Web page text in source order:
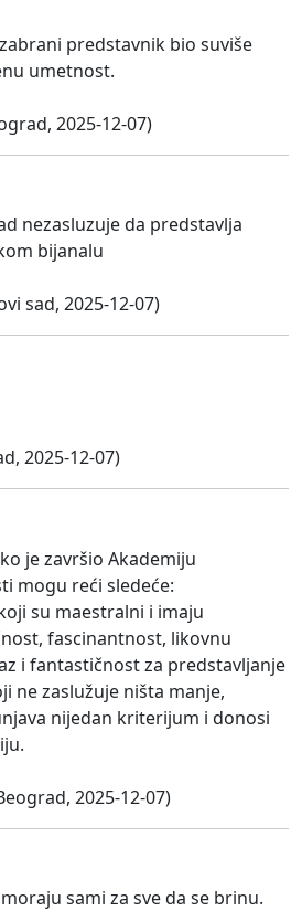
predstavnik bio suviše
umetnost.
2025-12-07)
nezasluzuje da predstavlja
bijanalu
sad, 2025-12-07)
2025-12-07)
je završio Akademiju
mogu reći sledeće:
su maestralni i imaju
fascinantnost, likovnu
i fantastičnost za predstavljanje
ne zaslužuje ništa manje,
nijedan kriterijum i donosi
2025-12-07)
sami za sve da se brinu.